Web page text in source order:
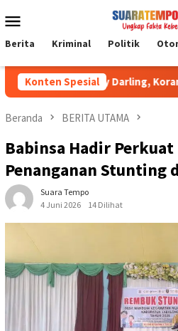
ke
kontenMobile
Berita Kriminal Politik
Konten Spesial
MPAI My Darling, Koramil
Beranda BERITA UTAMA
Babinsa Hadir
Penanganan Stunting
Suara Tempo
4 Juni 2026
14 Dilihat